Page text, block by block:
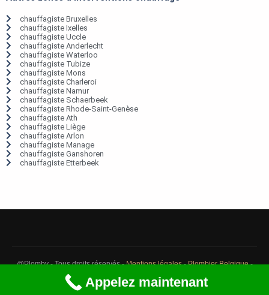
chauffagiste Bruxelles
chauffagiste Ixelles
chauffagiste Uccle
chauffagiste Anderlecht
chauffagiste Waterloo
chauffagiste Tubize
chauffagiste Mons
chauffagiste Charleroi
chauffagiste Namur
chauffagiste Schaerbeek
chauffagiste Rhode-Saint-Genèse
chauffagiste Ath
chauffagiste Liège
chauffagiste Arlon
chauffagiste Manage
chauffagiste Ganshoren
chauffagiste Etterbeek
@Plomby - Tous droits réservés -Mentions légales-Plombier Belgique-
Débouchage Belgique
Appelez maintenant